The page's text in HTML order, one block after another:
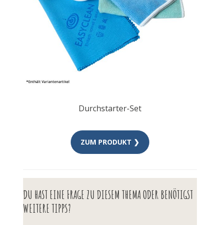
Durchstarter-Set
ZUM PRODUKT ❯
DU HAST EINE FRAGE ZU DIESEM THEMA ODER BENÖTIGST
WEITERE TIPPS?